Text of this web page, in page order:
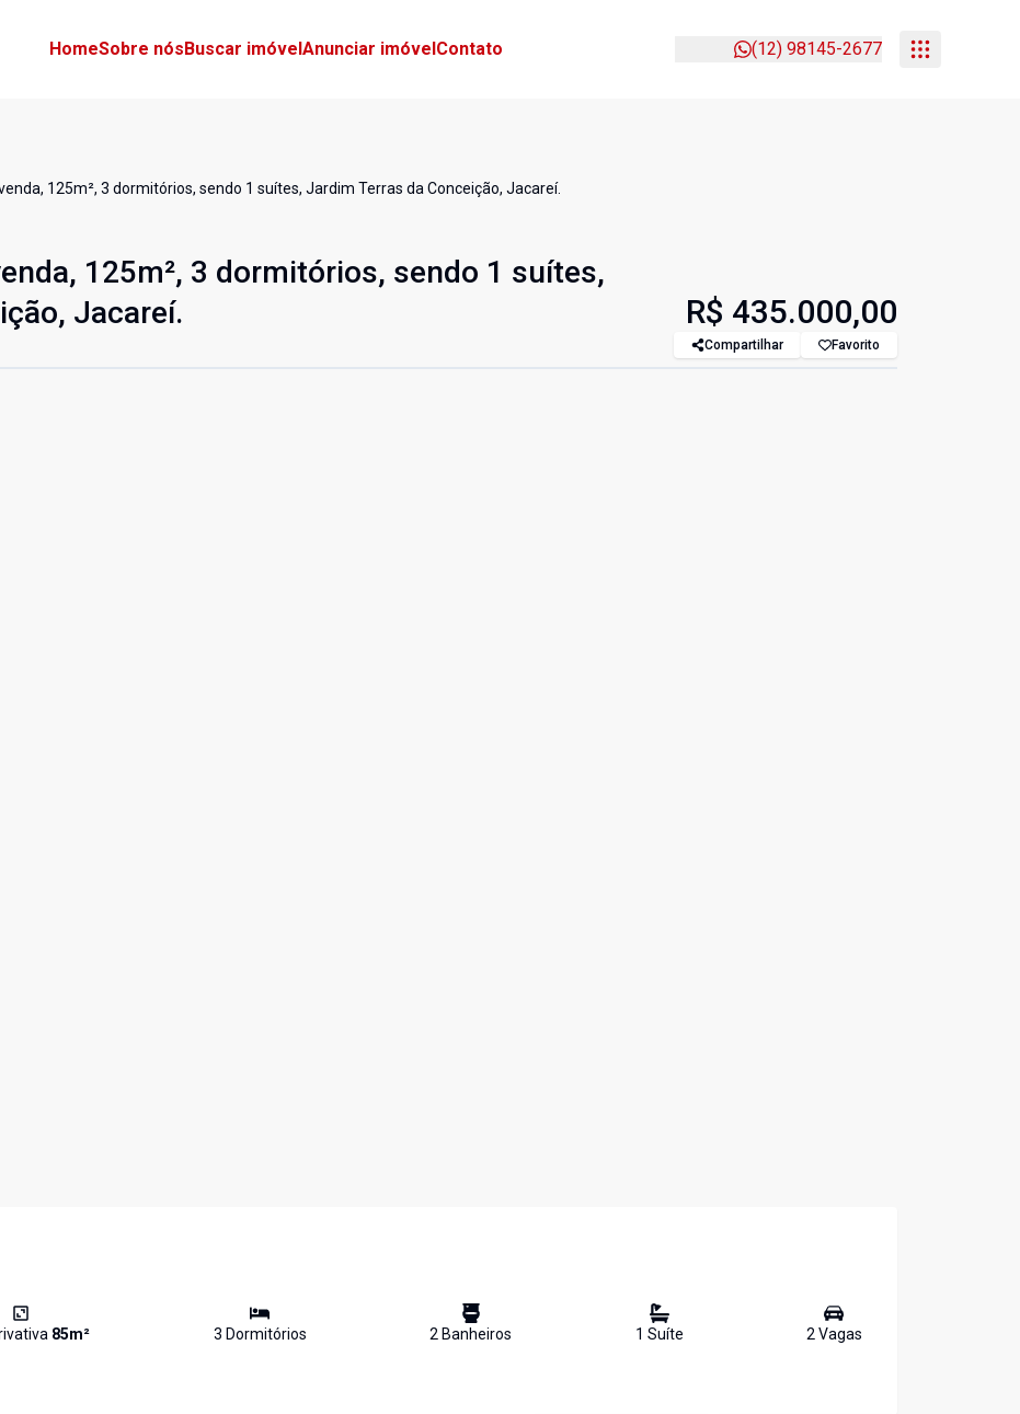
HomeSobre nósBuscar imóvelAnunciar imóvelContato (12) 98145-2677
125m², 3 dormitórios, sendo 1 suítes, Jardim Terras da Conceição, Jacareí.
125m², 3 dormitórios, sendo 1 suítes,
Jacareí.
R$ 435.000,00
Compartilhar Favorito
85m² 3 Dormitórios 2 Banheiros 1 Suíte 2Vagas